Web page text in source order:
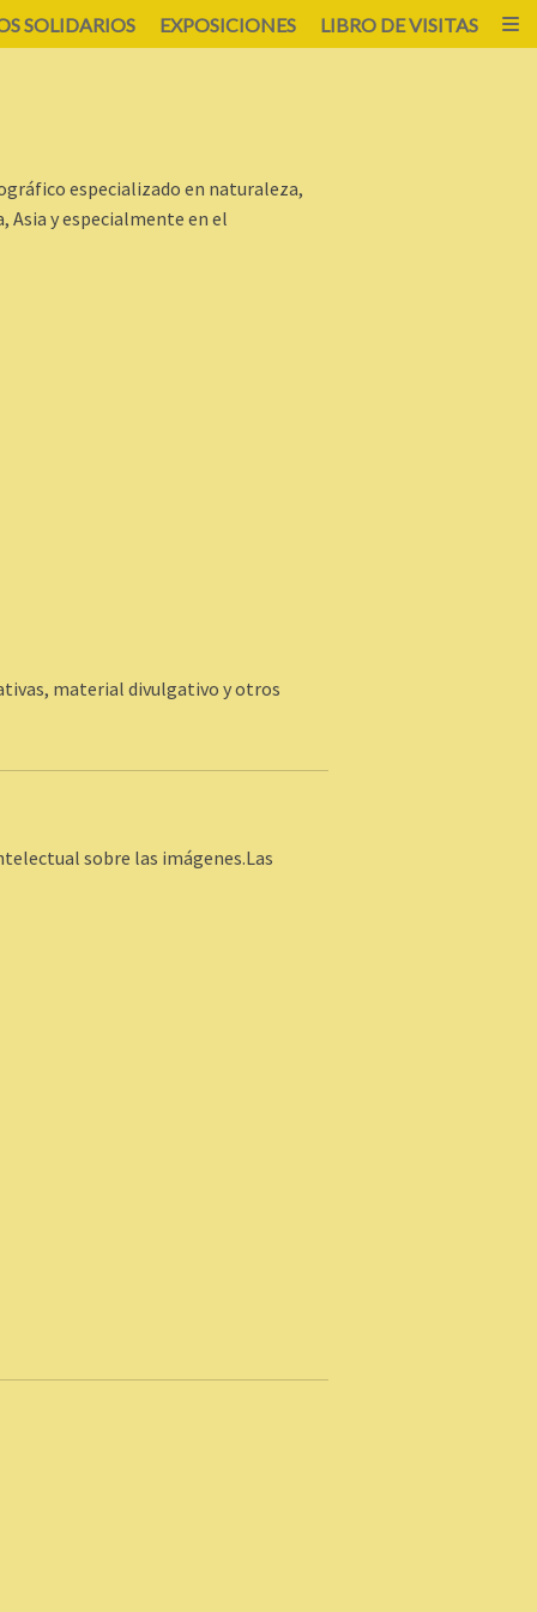
SOLIDARIOS EXPOSICIONES LIBRO DE VISITAS
especializado en naturaleza,
Asia y especialmente en el
material divulgativo y otros
sobre las imágenes.Las